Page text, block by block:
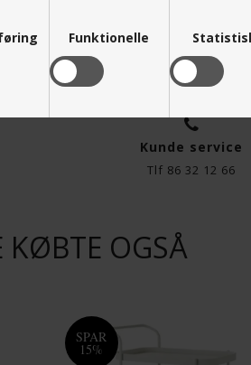
Funktionelle
7.499,00
6.374,15
Kunde service
Tlf 86 32 12 66
KØBTE OGSÅ
SPAR
15%